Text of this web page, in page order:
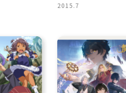
2015.7